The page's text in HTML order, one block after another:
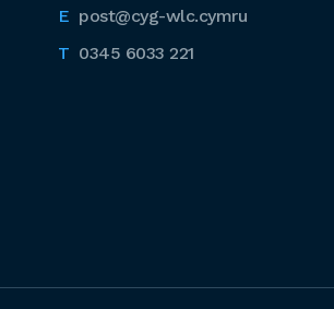
post@cyg-wlc.cymru
0345 6033 221